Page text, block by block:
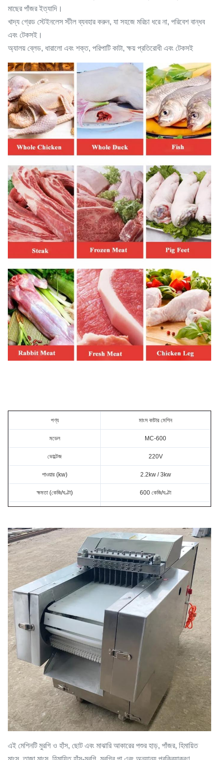
মাছের পাঁজর ইত্যাদি।
খাদ্য গ্রেড স্টেইনলেস স্টীল ব্যবহার করুন, যা সহজে মরিচা ধরে না, পরিবেশ বান্ধব
এবং টেকসই।
অ্যালয় ব্লেড, ধারালো এবং শক্ত, পরিপাটি কাটা, ক্ষয় প্রতিরোধী এবং টেকসই
পণ্য মাংস কাটার মেশিন
মডেল MC-600
ভোল্টেজ 220V
পাওয়ার (kw) 2.2kw / 3kw
ক্ষমতা (কেজি/ঘণ্টা) 600 কেজি/ঘণ্টা
ওজন (কেজি) 260 কেজি
কাটিং কিউব সাইজ (মিমি)
এই মেশিনটি মুরগি ও হাঁস, ছোট এবং মাঝারি আকারের পশুর হাড়, পাঁজর, হিমায়িত